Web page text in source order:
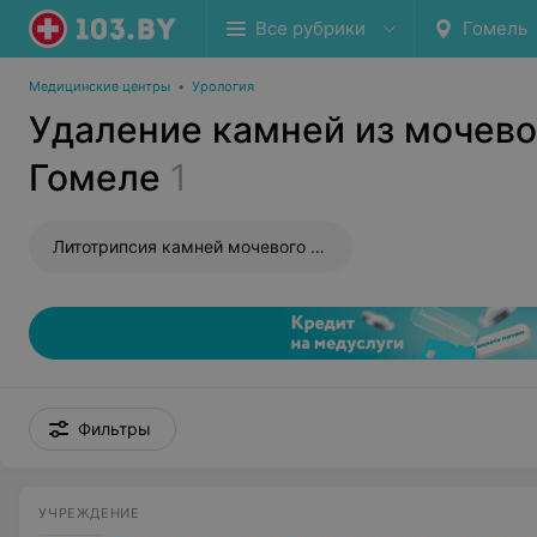
Все рубрики Гомель
Медицинские центры • Урология
Удаление камней из
Гомеле 1
Литотрипсия камней мочевого пузыря дистанционная
Фильтры
УЧРЕЖДЕНИЕ